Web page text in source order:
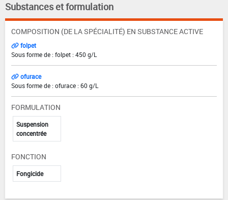
Substances et formulation
COMPOSITION (DE LA SPÉCIALITÉ) EN SUBSTANCE ACTIVE
folpet
Sous forme de : folpet : 450 g/L
ofurace
Sous forme de : ofurace : 60 g/L
FORMULATION
Suspension
concentrée
FONCTION
Fongicide